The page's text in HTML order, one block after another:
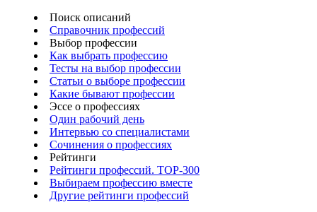
Поиск описаний
Справочник профессий
Выбор профессии
Как выбрать профессию
Тесты на выбор профессии
Статьи о выборе профессии
Какие бывают профессии
Эссе о профессиях
Один рабочий день
Интервью со специалистами
Сочинения о профессиях
Рейтинги
Рейтинги профессий. TOP-300
Выбираем профессию вместе
Другие рейтинги профессий